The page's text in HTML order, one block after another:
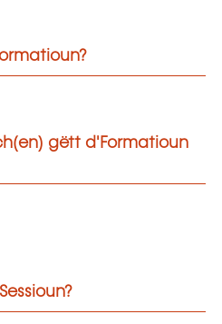
gëtt d'Formatioun